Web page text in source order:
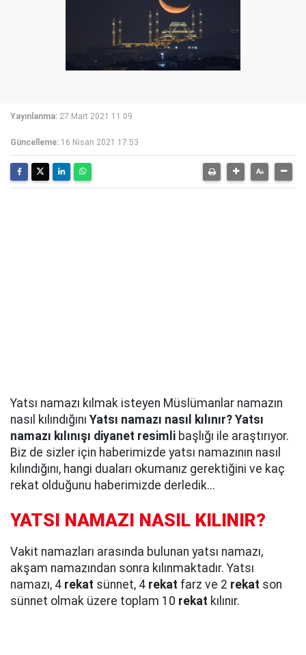
Yayınlanma: 27 Mart 2021 11:09
Güncelleme: 16 Nisan 2021 17:53
Yatsı namazı kılmak isteyen Müslümanlar namazın
nasıl kılındığını Yatsı namazı nasıl kılınır? Yatsı
namazı kılınışı diyanet resimli başlığı ile araştırıyor.
Biz de sizler için haberimizde yatsı namazının nasıl
kılındığını, hangi duaları okumanız gerektiğini ve kaç
rekat olduğunu haberimizde derledik...
YATSI NAMAZI NASIL KILINIR?
Vakit namazları arasında bulunan yatsı namazı,
akşam namazından sonra kılınmaktadır. Yatsı
namazı, 4 rekat sünnet, 4 rekat farz ve 2 rekat son
sünnet olmak üzere toplam 10 rekat kılınır.